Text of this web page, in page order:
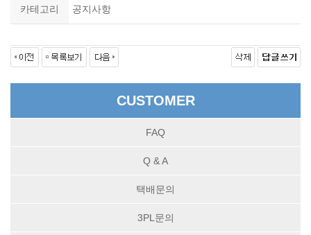
카테고리 공지사항
CUSTOMER
FAQ
Q & A
택배문의
3PL문의